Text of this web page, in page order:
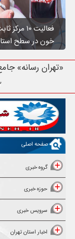
فعالیت ۱۰
خون در سطح
«تهران رسانه»
صفحه اصلی
گروه خبری
حوزه خبری
سرویس خبری
اخبار استان تهران